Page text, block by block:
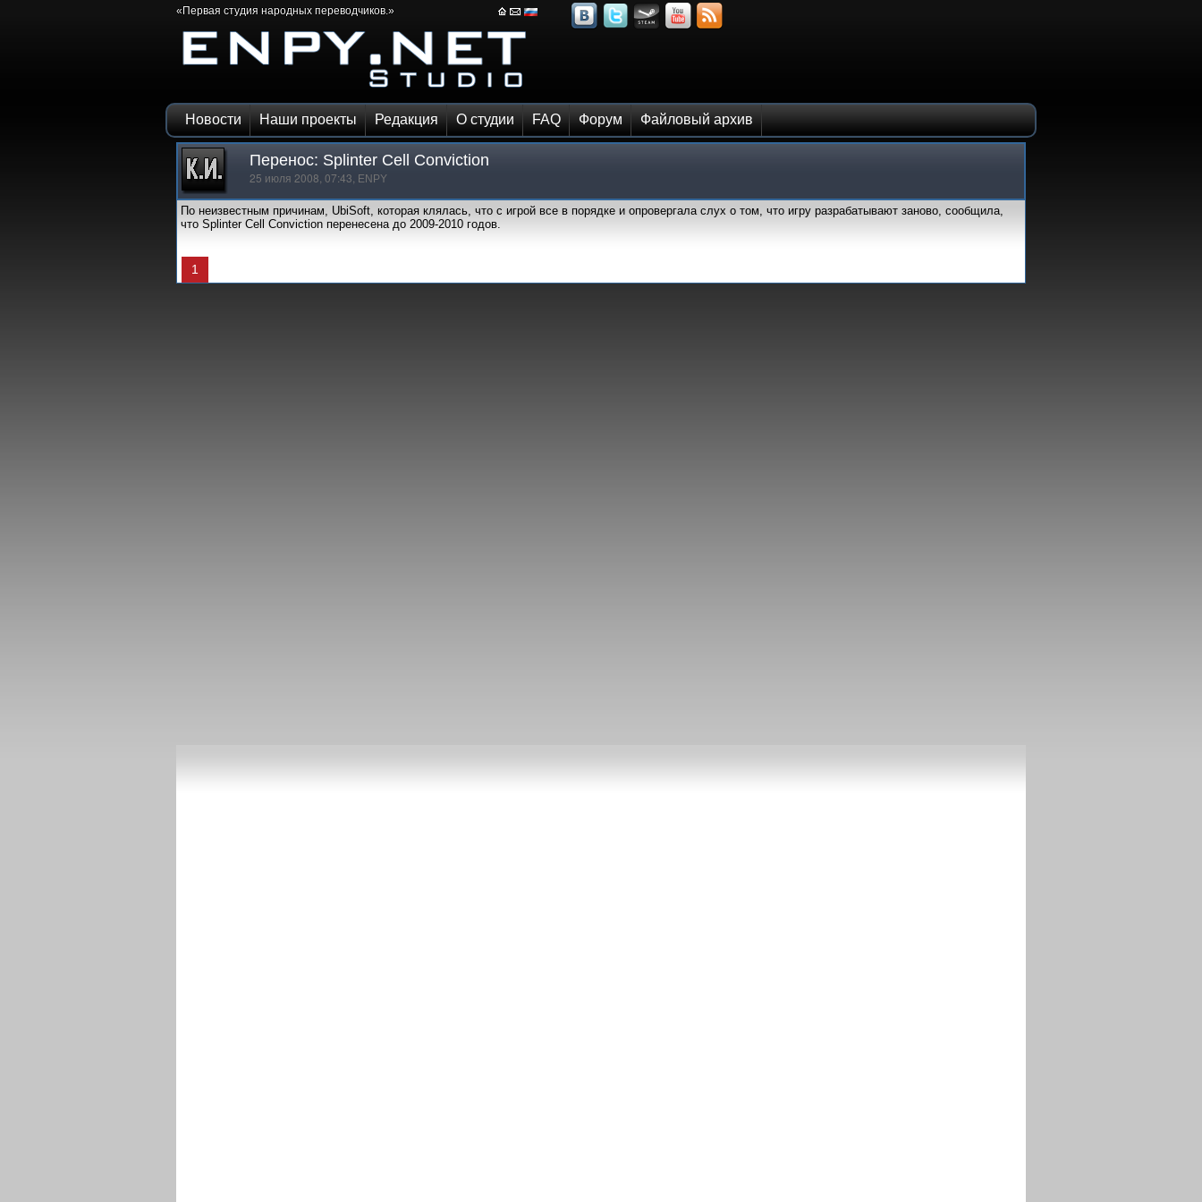
«Первая студия народных переводчиков.»
Новости Наши проекты Редакция О студии FAQ Форум Файловый архив
Перенос: Splinter Cell Conviction
25 июля 2008, 07:43, ENPY
По неизвестным причинам, UbiSoft, которая клялась, что с игрой все в порядке и опровергала слух о том, что игру разрабатывают заново, сообщила,
что Splinter Cell Conviction перенесена до 2009-2010 годов.
1